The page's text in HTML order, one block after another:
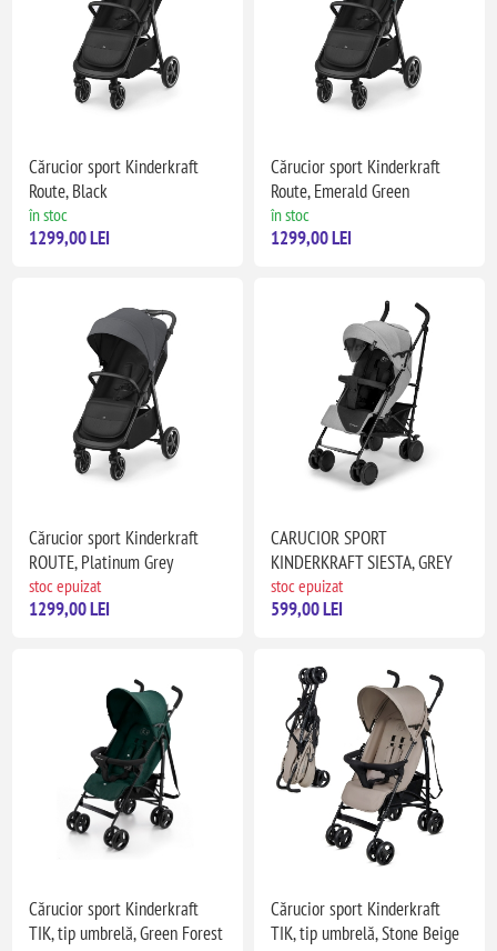
Cărucior sport Kinderkraft
Route, Black
în stoc
1299,00 LEI
Cărucior sport Kinderkraft
Route, Emerald Green
în stoc
1299,00 LEI
Cărucior sport Kinderkraft
ROUTE, Platinum Grey
stoc epuizat
1299,00 LEI
CARUCIOR SPORT
KINDERKRAFT SIESTA, GREY
stoc epuizat
599,00 LEI
Cărucior sport Kinderkraft
TIK, tip umbrelă, Green Forest
Cărucior sport Kinderkraft
TIK, tip umbrelă, Stone Beige